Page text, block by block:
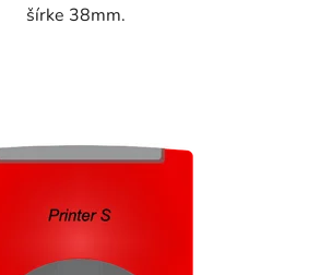
šírke 38mm.